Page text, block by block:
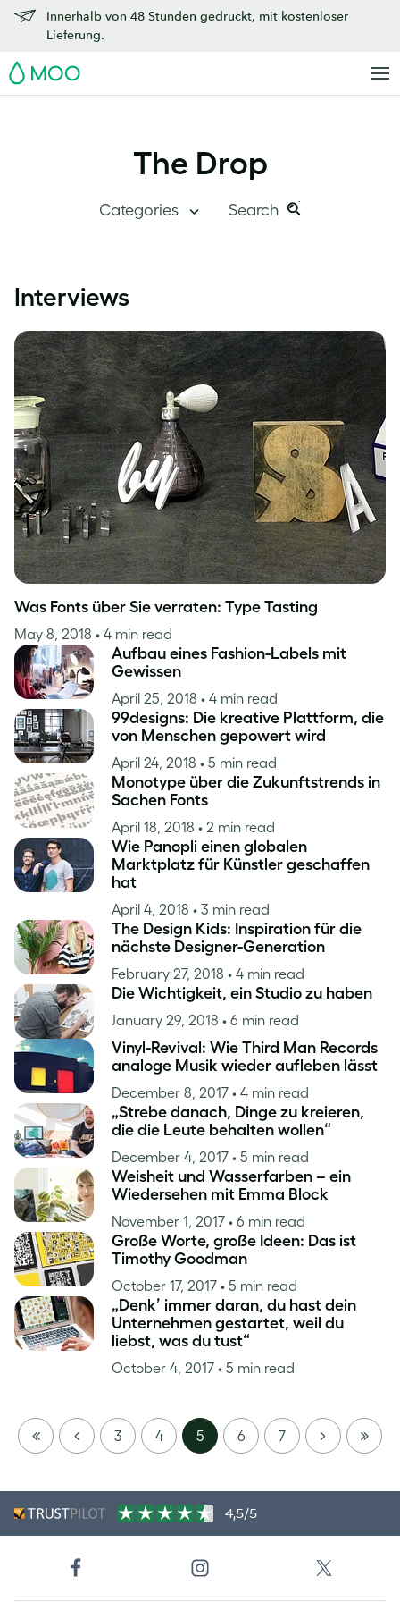
Innerhalb von 48 Stunden gedruckt, mit kostenloser
Lieferung.
MOO
The Drop
Categories Search
Innerhalb von MOO
Erfolgsgeschichten
Inspiration
this
site:
Search
Interviews
Was Fonts über Sie verraten: Type Tasting
May 8, 2018 • 4 min read
Aufbau eines Fashion-Labels mit
Gewissen
April 25, 2018 • 4 min read
99designs: Die kreative Plattform, die
von Menschen gepowert wird
April 24, 2018 • 5 min read
Monotype über die Zukunftstrends in
Sachen Fonts
April 18, 2018 • 2 min read
Wie Panopli einen globalen
Marktplatz für Künstler geschaffen
hat
April 4, 2018 • 3 min read
The Design Kids: Inspiration für die
nächste Designer-Generation
February 27, 2018 • 4 min read
Die Wichtigkeit, ein Studio zu haben
January 29, 2018 • 6 min read
Vinyl-Revival: Wie Third Man Records
analoge Musik wieder aufleben lässt
December 8, 2017 • 4 min read
„Strebe danach, Dinge zu kreieren,
die die Leute behalten wollen“
December 4, 2017 • 5 min read
Weisheit und Wasserfarben – ein
Wiedersehen mit Emma Block
November 1, 2017 • 6 min read
Große Worte, große Ideen: Das ist
Timothy Goodman
October 17, 2017 • 5 min read
„Denk’ immer daran, du hast dein
Unternehmen gestartet, weil du
liebst, was du tust“
October 4, 2017 • 5 min read
FIRST
PAGE
PREVIOUS
3 4 5 6 7 NEXT
LAST
PAGE
4,5/5